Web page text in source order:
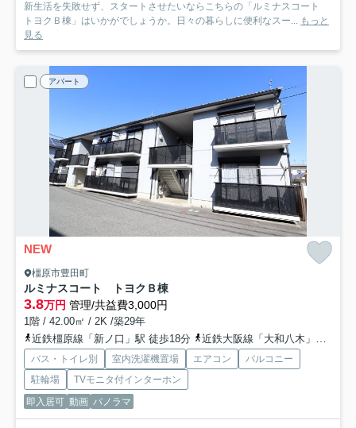
新生活を失敗せず、スタートさせたいならこちらの「ルミナスコート
トヨクＢ棟」はいかがでしょうか。日々の暮らしに便利なスー... もっと
見る
アパート
NEW
橿原市豊田町
ルミナスコート トヨクＢ棟
3.8万円 管理/共益費3,000円
1階 / 42.00㎡ / 2K /築29年
近鉄橿原線「新ノ口」駅 徒歩18分
近鉄大阪線「大和八木」駅 徒歩18分
バス・トイレ別 室内洗濯機置場 エアコン
バルコニー
駐輪場
TVモニタ付インターホン
即入居可 動画 パノラマ